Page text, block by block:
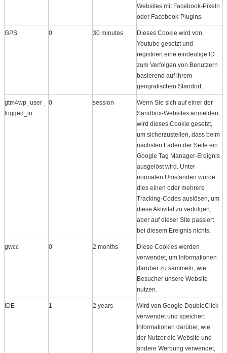
Websites mit Facebook-Pixeln
oder Facebook-Plugins.
GPS 0 30 minutes
Dieses Cookie wird von
Youtube gesetzt und
registriert eine eindeutige ID
zum Verfolgen von Benutzern
basierend auf ihrem
geografischen Standort.
gtm4wp_user_
logged_in
0 session
Wenn Sie sich auf einer der
Sandbox-Websites anmelden,
wird dieses Cookie gesetzt,
um sicherzustellen, dass beim
nächsten Laden der Seite ein
Google Tag Manager-Ereignis
ausgelöst wird. Unter
normalen Umständen würde
dies einen oder mehrere
Tracking-Codes auslösen, um
diese Aktivität zu verfolgen,
aber auf dieser Site passiert
bei diesem Ereignis nichts.
gwcc 0 2 months
Diese Cookies werden
verwendet, um Informationen
darüber zu sammeln, wie
Besucher unsere Website
nutzen.
IDE 1 2 years
Wird von Google DoubleClick
verwendet und speichert
Informationen darüber, wie
der Nutzer die Website und
andere Werbung verwendet,